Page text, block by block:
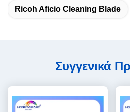
Ricoh Aficio Cleaning Blade
Συγγενικά